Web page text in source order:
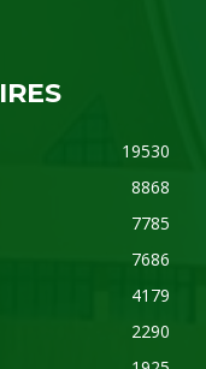
19530
8868
7785
7686
4179
2290